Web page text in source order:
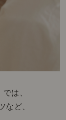
では、
など、